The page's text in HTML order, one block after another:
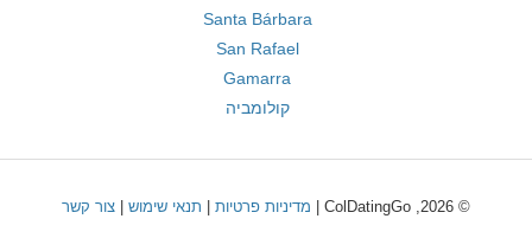
Santa Bárbara
San Rafael
Gamarra
קולומביה
© 2026, ColDatingGo | מדיניות פרטיות תנאי שימוש צור קשר